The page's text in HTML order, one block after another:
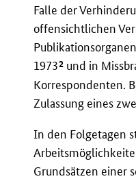
Falle der
offensichtlichen
19732 und in
Korrespondenten.
Zulassung eines
In den Folgetagen
Grundsätzen einer